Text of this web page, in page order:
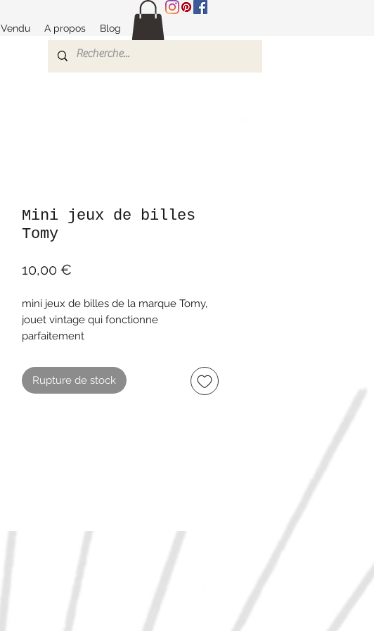
Vendu A propos Blog
Mini jeux de billes
Tomy
10,00 €
mini jeux de billes de la marque Tomy,
jouet vintage qui fonctionne
parfaitement
Rupture de stock